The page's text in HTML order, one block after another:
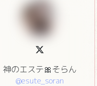
神のエステ🎀そらん
@esute_soran